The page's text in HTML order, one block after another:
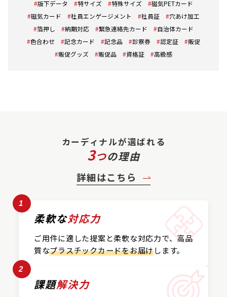
版下データ
特サイズ 特殊サイズ
磁気PETカード
磁気カード
社員エンゲージメント 社員証
穴あけ加工
箔押し
納期対応 緊急連絡先カード
自治体カード
色合わせ
記念カード 記念品 診察券 認定証
販促
販促グッズ
販促品 資格証 高級感
カーディナルが選ばれる
3つの理由
詳細はこちら
1
柔軟な対応力
ご用件に適した提案と柔軟な対応力で、高品
質なプラスチックカードをお届けします。
2
課題解決力